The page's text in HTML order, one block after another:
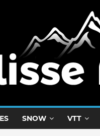
SNOW VTT